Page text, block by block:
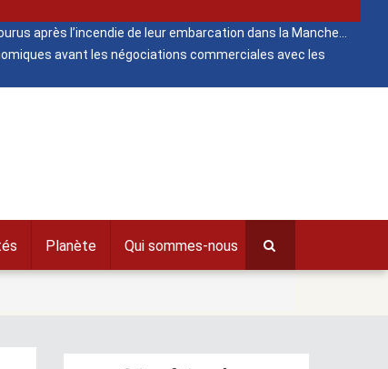
après l’incendie de leur embarcation dans la Manche
avant les négociations commerciales avec les
Planète Qui sommes-nous